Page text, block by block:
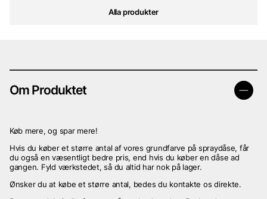
Alla produkter
Om Produktet
Køb mere, og spar mere!
Hvis du køber et større antal af vores grundfarve på spraydåse, får
du også en væsentligt bedre pris, end hvis du køber en dåse ad
gangen. Fyld værkstedet, så du altid har nok på lager.
Ønsker du at købe et større antal, bedes du kontakte os direkte.